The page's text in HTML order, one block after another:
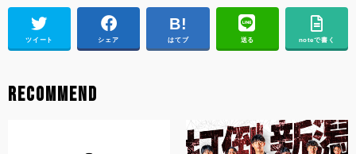
ツイート シェア はてブ 送る noteで書く
RECOMMEND